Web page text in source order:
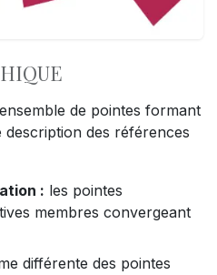
de pointes formant
des références
: les pointes
membres convergeant
différente des pointes